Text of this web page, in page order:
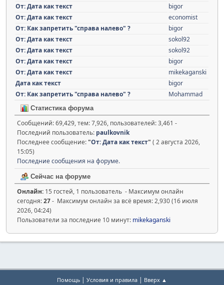
От: Дата как текст
bigor
От: Дата как текст
economist
От: Как запретить "справа налево" ?
bigor
От: Дата как текст
sokol92
От: Дата как текст
sokol92
От: Дата как текст
bigor
От: Дата как текст
mikekaganski
Дата как текст
bigor
От: Как запретить "справа налево" ?
Mohammad
Статистика форума
Сообщений: 69,429, тем: 7,926, пользователей: 3,461 -
Последний пользователь: paulkovnik
Последнее сообщение:"От: Дата как текст" ( 2 августа 2026,
15:05)
Последние сообщения на форуме.
Сейчас на форуме
Онлайн: 15 гостей, 1 пользователь - Максимум онлайн
сегодня:27- Максимум онлайн за всё время: 2,930 (16 июля
2026, 04:24)
Пользователи за последние 10 минут: mikekaganski
Помощь | Условия и правила | Вверх ▲